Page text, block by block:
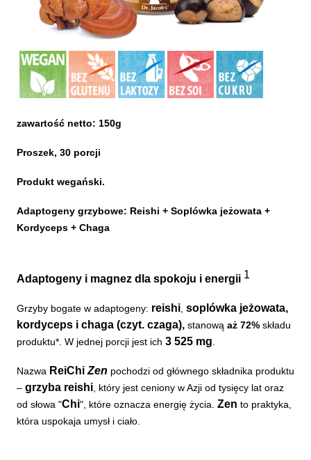
zawartość netto: 150g
Proszek, 30 porcji
Produkt wegański.
Adaptogeny grzybowe: Reishi + Soplówka jeżowata +
Kordyceps + Chaga
Adaptogeny i magnez dla spokoju i energii 1
Grzyby bogate w adaptogeny: reishi soplówka jeżowata,
kordyceps i chaga (czyt. czaga), stanową aż 72% składu
produktu*. W jednej porcji jest ich 3 525 mg
Nazwa ReiChi Zen pochodzi od głównego składnika produktu
– grzyba reishi , który jest ceniony w Azji od tysięcy lat oraz
od słowa "Chi", które oznacza energię życia. Zen to praktyka,
która uspokaja umysł i ciało.